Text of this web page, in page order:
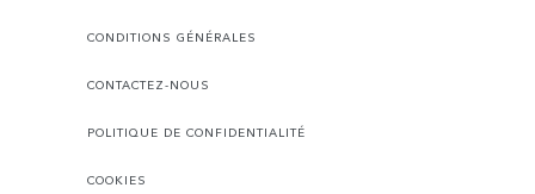
CONDITIONS GÉNÉRALES
CONTACTEZ-NOUS
POLITIQUE DE CONFIDENTIALITÉ
COOKIES